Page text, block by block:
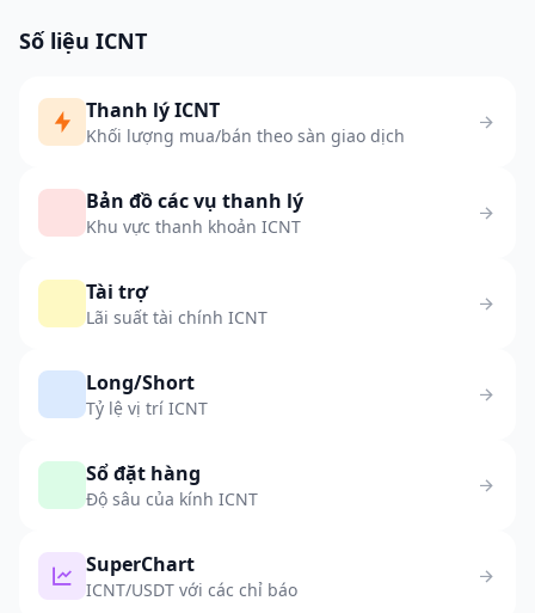
Số liệu ICNT
Thanh lý ICNT
Khối lượng mua/bán theo sàn giao dịch
Bản đồ các vụ thanh lý
Khu vực thanh khoản ICNT
Tài trợ
Lãi suất tài chính ICNT
Long/Short
Tỷ lệ vị trí ICNT
Sổ đặt hàng
Độ sâu của kính ICNT
SuperChart
ICNT/USDT với các chỉ báo